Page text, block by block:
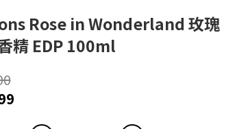
Rose in Wonderland 玫瑰
精 EDP 100ml